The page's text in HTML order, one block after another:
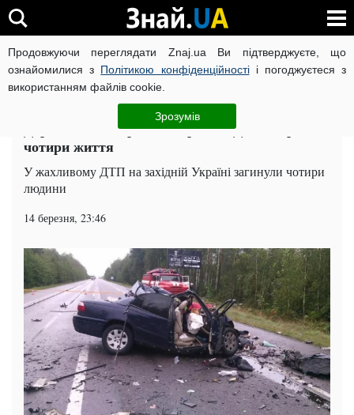
Продовжуючи переглядати Znaj.ua Ви підтверджуєте, що
ознайомилися з Політикою конфіденційностіі погоджуєтеся з
використанням файлів cookie.
Зрозумів
ВІЙНА РОСІЇ ПРОТИ УКРАЇНИ КОРОНАВІРУС В УКРАЇНІ
ЧИТАТЬ НА РУССКОМ
Дорога залита кров'ю: страшна ДТП забрала
чотири життя
У жахливому ДТП на західній Україні загинули чотири
людини
14 березня, 23:46